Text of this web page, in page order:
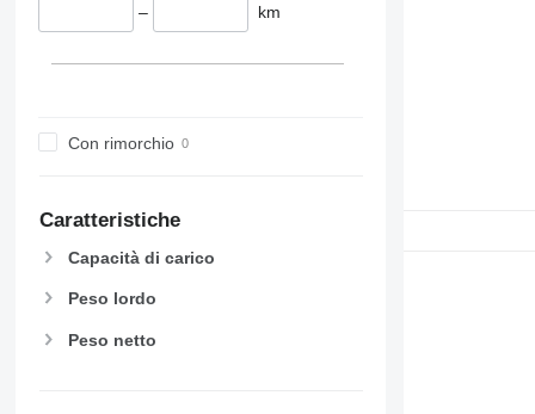
– km
Con rimorchio
Caratteristiche
Capacità di carico
Peso lordo
Peso netto